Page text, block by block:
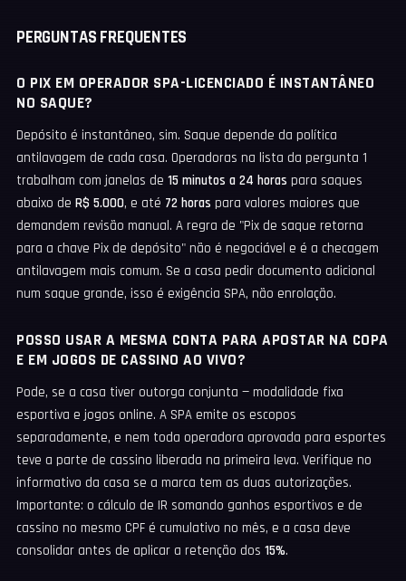
PERGUNTAS FREQUENTES
O PIX EM OPERADOR SPA-LICENCIADO É INSTANTÂNEO
NO SAQUE?
Depósito é instantâneo, sim. Saque depende da política
antilavagem de cada casa. Operadoras na lista da pergunta 1
trabalham com janelas de 15 minutos a 24 horas para saques
abaixo de R$ 5.000, e até 72 horas para valores maiores que
demandem revisão manual. A regra de "Pix de saque retorna
para a chave Pix de depósito" não é negociável e é a checagem
antilavagem mais comum. Se a casa pedir documento adicional
num saque grande, isso é exigência SPA, não enrolação.
POSSO USAR A MESMA CONTA PARA APOSTAR NA COPA
E EM JOGOS DE CASSINO AO VIVO?
Pode, se a casa tiver outorga conjunta — modalidade fixa
esportiva e jogos online. A SPA emite os escopos
separadamente, e nem toda operadora aprovada para esportes
teve a parte de cassino liberada na primeira leva. Verifique no
informativo da casa se a marca tem as duas autorizações.
Importante: o cálculo de IR somando ganhos esportivos e de
cassino no mesmo CPF é cumulativo no mês, e a casa deve
consolidar antes de aplicar a retenção dos 15%.